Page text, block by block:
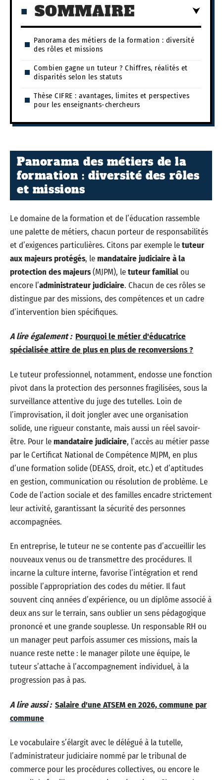
SOMMAIRE
Panorama des métiers de la formation : diversité
des rôles et missions
Combien gagne un tuteur ? Chiffres, réalités et
disparités selon les statuts
Thèse CIFRE : avantages, limites et perspectives
pour les enseignants-chercheurs
Panorama des métiers de la
formation : diversité des rôles
et missions
Le domaine de la formation et de l’éducation rassemble
une palette de métiers, chacun porteur de responsabilités
et d’exigences particulières. Citons par exemple letuteur
aux majeurs protégés, lemandataire judiciaire à la
protection des majeurs(MJPM), letuteur familialou
encore l’administrateur judiciaire. Chacun de ces rôles se
distingue par des missions, des compétences et un cadre
d’intervention bien spécifiques.
A lire également : Pourquoi le métier d'éducatrice
spécialisée attire de plus en plus de reconversions ?
Le tuteur professionnel, notamment, endosse une fonction
pivot dans la protection des personnes fragilisées, sous la
surveillance attentive du juge des tutelles. Loin de
l’improvisation, il doit jongler avec une organisation
solide, une rigueur constante, mais aussi un réel savoir-
être. Pour lemandataire judiciaire, l’accès au métier passe
par le Certificat National de Compétence MJPM, en plus
d’une formation solide (DEASS, droit, etc.) et d’aptitudes
en gestion, communication ou résolution de problème. Le
Code de l’action sociale et des familles encadre strictement
leur activité, garantissant la sécurité des personnes
accompagnées.
En entreprise, le tuteur ne se contente pas d’accueillir les
nouveaux venus ou de transmettre des procédures. Il
incarne la culture interne, favorise l’intégration et rend
possible l’appropriation des codes du métier. Il faut
souvent cinq années d’expérience, ou un diplôme associé à
deux ans sur le terrain, sans oublier un sens pédagogique
prononcé et une grande souplesse. Un responsable RH ou
un manager peut parfois assumer ces missions, mais la
nuance reste nette : le manager pilote une équipe, le
tuteur s’attache à l’accompagnement individuel, à la
progression pas à pas.
A lire aussi : Salaire d'une ATSEM en 2026, commune par
commune
Le vocabulaire s’élargit avec le délégué à la tutelle,
l’administrateur judiciaire nommé par le tribunal de
commerce pour les procédures collectives, ou encore le